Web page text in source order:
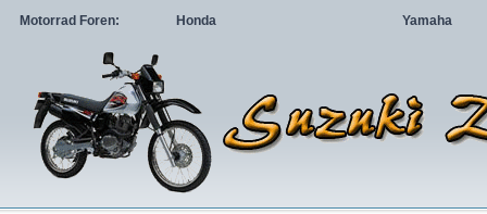
Motorrad Foren: Honda Yamaha